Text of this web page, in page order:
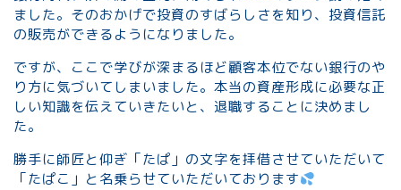
ました。そのおかげで投資のすばらしさを知り、投資信託
の販売ができるようになりました。
ですが、ここで学びが深まるほど顧客本位でない銀行のや
り方に気づいてしまいました。本当の資産形成に必要な正
しい知識を伝えていきたいと、退職することに決めまし
た。
勝手に師匠と仰ぎ「たぱ」の文字を拝借させていただいて
「たぱこ」と名乗らせていただいております